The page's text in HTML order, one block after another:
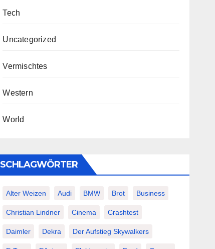
Tech
Uncategorized
Vermischtes
Western
World
SCHLAGWÖRTER
Alter Weizen Audi BMW Brot Business
Christian Lindner Cinema Crashtest
Daimler Dekra Der Aufstieg Skywalkers